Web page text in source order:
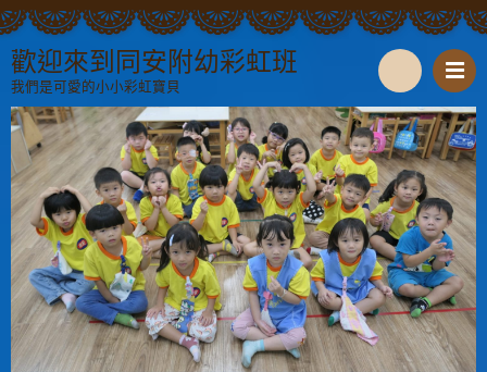
歡迎來到同安附幼彩虹班
我們是可愛的小小彩虹寶貝
S
e
a
r
c
h